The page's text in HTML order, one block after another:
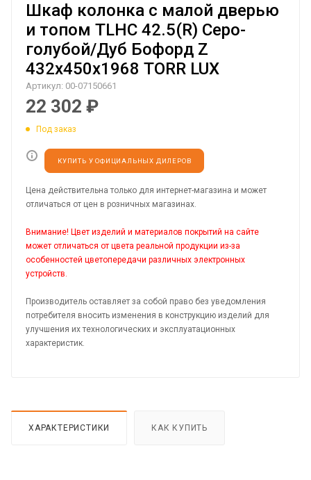
Шкаф колонка с малой дверью
и топом TLHC 42.5(R) Серо-
голубой/Дуб Бофорд Z
432х450х1968 TORR LUX
Артикул: 00-07150661
22 302 ₽
Под заказ
КУПИТЬ У ОФИЦИАЛЬНЫХ ДИЛЕРОВ
Цена действительна только для интернет-магазина и может
отличаться от цен в розничных магазинах.
Внимание! Цвет изделий и материалов покрытий на сайте
может отличаться от цвета реальной продукции из-за
особенностей цветопередачи различных электронных
устройств.
Производитель оставляет за собой право без уведомления
потребителя вносить изменения в конструкцию изделий для
улучшения их технологических и эксплуатационных
характеристик.
ХАРАКТЕРИСТИКИ КАК КУПИТЬ